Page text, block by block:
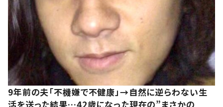
9年前の夫「不機嫌で不健康」→自然に逆らわない生
活を送った結果…42歳になった現在の”まさかの